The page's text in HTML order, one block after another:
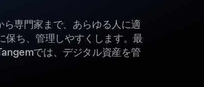
専門家まで、あらゆる人に適
保ち、管理しやすくします。最
では、デジタル資産を管